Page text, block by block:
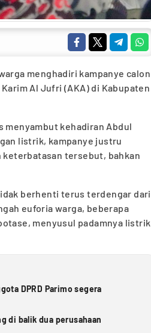
menghadiri kampanye calon
Al Jufri (AKA) di Kabupaten
menyambut kehadiran Abdul
listrik, kampanye justru
keterbatasan tersebut, bahkan
berhenti terus terdengar dari
euforia warga, beberapa
menyusul padamnya listrik
DPRD Parimo segera
di balik dua perusahaan